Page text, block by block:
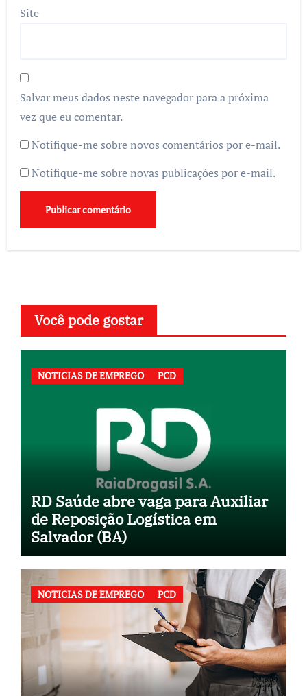
Site
Salvar meus dados neste navegador para a próxima
vez que eu comentar.
Notifique-me sobre novos comentários por e-mail.
Notifique-me sobre novas publicações por e-mail.
Você pode gostar
NOTICIAS DE EMPREGO PCD
RD Saúde abre vaga para Auxiliar
de Reposição Logística em
Salvador (BA)
NOTICIAS DE EMPREGO PCD